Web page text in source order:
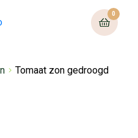
0
Tomaat zon gedroogd